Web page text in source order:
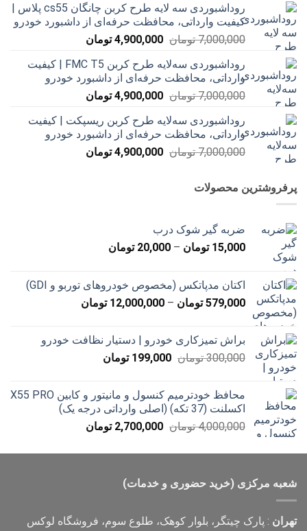
2,000,000 تومان
بود.
1,590,000 تومان
است.
روداشبوردی سه‌ لایه طرح کربن چانگان cs55 پلاس |
کیفیت وارداتی، محافظت حرفه‌ای از داشبورد خودرو
7,000,000 تومان قیمت
7,000,000 تومان
بود.
4,900,000 تومانقیمت
4,900,000 تومان
است.
روداشبوردی سه‌لایه طرح کربن FMC T5 | کیفیت
وارداتی، محافظت حرفه‌ای از داشبورد خودرو
7,000,000 تومان قیمت
7,000,000 تومان
بود.
4,900,000 تومانقیمت
4,900,000 تومان
است.
روداشبوردی سه‌لایه طرح کربن ریسپکت | کیفیت
وارداتی، محافظت حرفه‌ای از داشبورد خودرو
7,000,000 تومان قیمت
4,900,000 تومانقیمت
پرفروشترین محصولات
ضربه گیر شوک درب
15,000 تومان –
20,000 تومان
تا
20,000 تومان
اکتان مدپاتکس (مخصوص خودروهای توربو و GDI)
579,000 تومان –
12,000,000 تومان
تا
براش تمیزکاری خودرو | دستیار نظافت خودرو
300,000 تومان قیمت
بود.
199,000 تومانقیمت
است.
محافظ خودترمیم کنسول و مانیتور و کابین X55 PRO
اکسلنت (37 تکه) (اصلی وارداتی درجه یک)
4,000,000 تومان قیمت
4,000,000 تومان
2,700,000 تومانقیمت
2,700,000 تومان
شعبه مرکزی (خرید حضوری و خدمات)
تهران : پارک چیتگر، بلوار کوهک، طلوع سوم، فروشگاه لوکس